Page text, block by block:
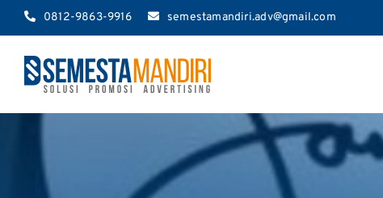
Skip
0812-9863-9916 semestamandiri.adv@gmail.com